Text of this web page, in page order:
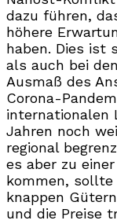
dazu führen,
höhere
haben. Dies ist
als auch bei
Ausmaß des
Corona-
internationalen
Jahren noch
regional
es aber zu
kommen,
knappen
und die Preise